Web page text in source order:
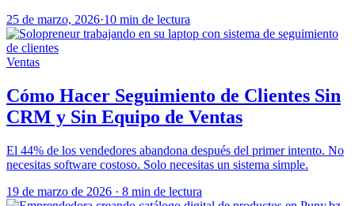
25 de marzo, 2026·10 min de lectura
Ventas
Cómo Hacer Seguimiento de Clientes Sin
CRM y Sin Equipo de Ventas
El 44% de los vendedores abandona después del primer intento. No
necesitas software costoso. Solo necesitas un sistema simple.
19 de marzo de 2026 · 8 min de lectura